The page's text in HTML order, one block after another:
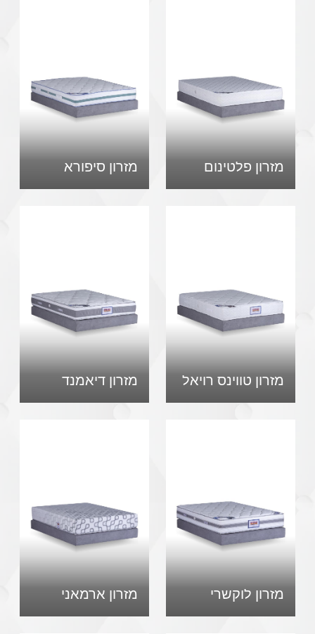
מזרון פלטינום מזרון סיפורא
מזרון טווינס רויאל מזרון דיאמנד
מזרון לוקשרי מזרון ארמאני